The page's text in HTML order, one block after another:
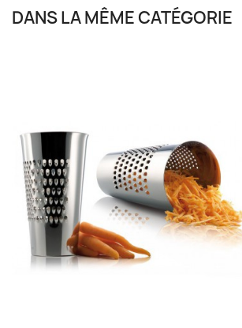
DANS LA MÊME CATÉGORIE
45,00 €